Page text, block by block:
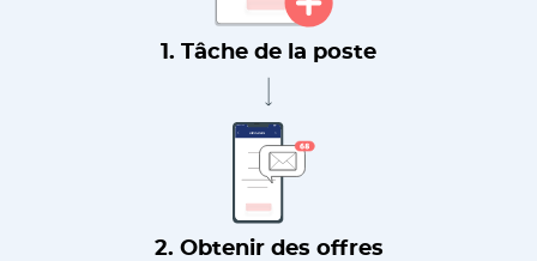
1. Tâche de la poste
2. Obtenir des offres